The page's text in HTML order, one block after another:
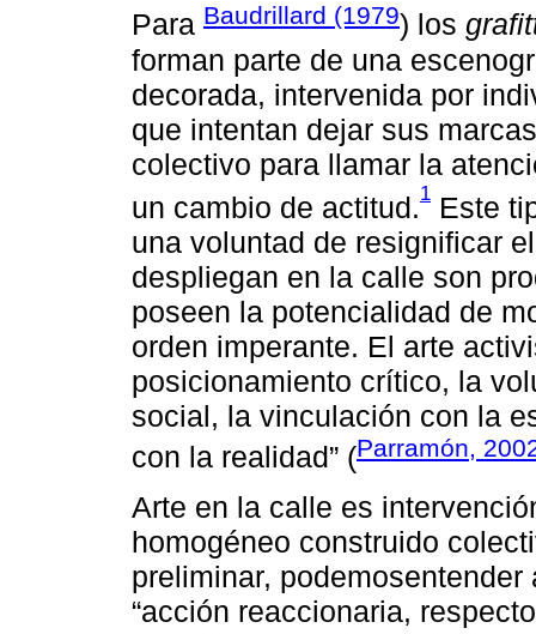
Para Baudrillard (1979) los
forman parte de una
decorada, intervenida por
que intentan dejar sus
colectivo para llamar la
un cambio de actitud.1 Este
una voluntad de resignificar
despliegan en la calle son
poseen la potencialidad de
orden imperante. El arte
posicionamiento crítico, la
social, la vinculación con la
con la realidad” (Parramón,
Arte en la calle es
homogéneo construido
preliminar,
“acción reaccionaria,